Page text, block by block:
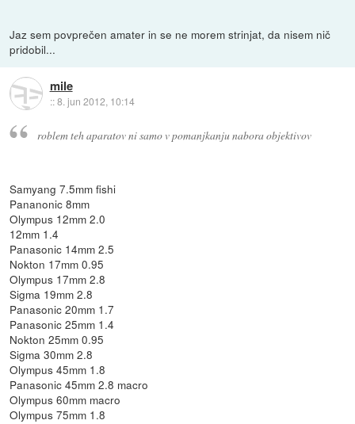
Jaz sem povprečen amater in se ne morem strinjat, da nisem nič
pridobil...
mile
::8. jun 2012, 10:14
roblem teh aparatov ni samo v pomanjkanju nabora objektivov
Samyang 7.5mm fishi
Pananonic 8mm
Olympus 12mm 2.0
12mm 1.4
Panasonic 14mm 2.5
Nokton 17mm 0.95
Olympus 17mm 2.8
Sigma 19mm 2.8
Panasonic 20mm 1.7
Panasonic 25mm 1.4
Nokton 25mm 0.95
Sigma 30mm 2.8
Olympus 45mm 1.8
Panasonic 45mm 2.8 macro
Olympus 60mm macro
Olympus 75mm 1.8